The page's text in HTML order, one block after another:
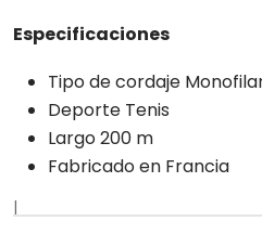
Especificaciones
Tipo de cordaje
Deporte Tenis
Largo 200 m
Fabricado en Francia
|